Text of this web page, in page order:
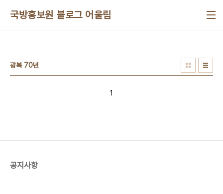
국방홍보원 블로그 어울림
광복 70년
1
공지사항